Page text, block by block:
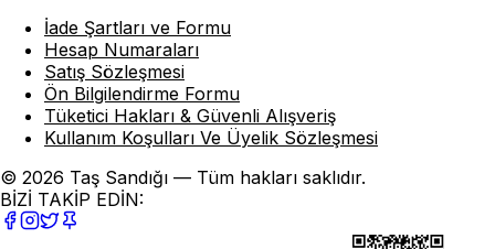
İade Şartları ve Formu
Hesap Numaraları
Satış Sözleşmesi
Ön Bilgilendirme Formu
Tüketici Hakları & Güvenli Alışveriş
Kullanım Koşulları Ve Üyelik Sözleşmesi
© 2026 Taş Sandığı — Tüm hakları saklıdır.
BİZİ TAKİP EDİN: